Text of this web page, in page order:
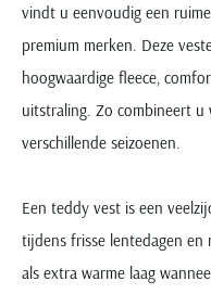
vindt u eenvoudig een
premium merken. Deze
hoogwaardige fleece,
uitstraling. Zo combineert
verschillende seizoenen.
Een teddy vest is een
tijdens frisse lentedagen
als extra warme laag